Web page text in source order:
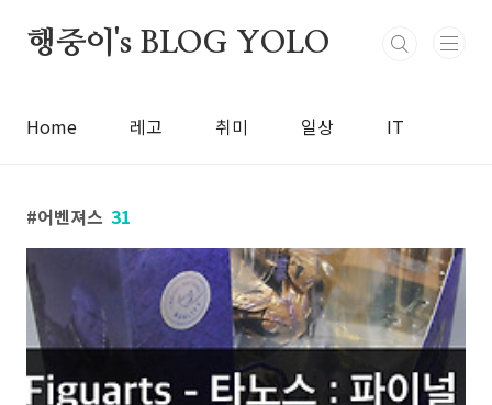
행중이's BLOG YOLO
Home 레고 취미 일상 IT
어벤져스 31